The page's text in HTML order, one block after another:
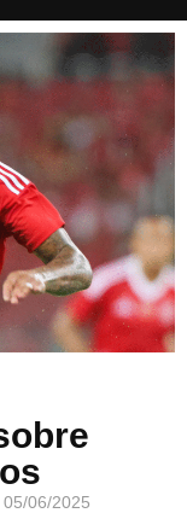
05/06/2025